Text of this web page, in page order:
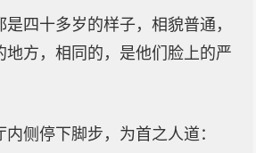
四十多岁的样子，相貌普通，
地方，相同的，是他们脸上的严
侧停下脚步，为首之人道：